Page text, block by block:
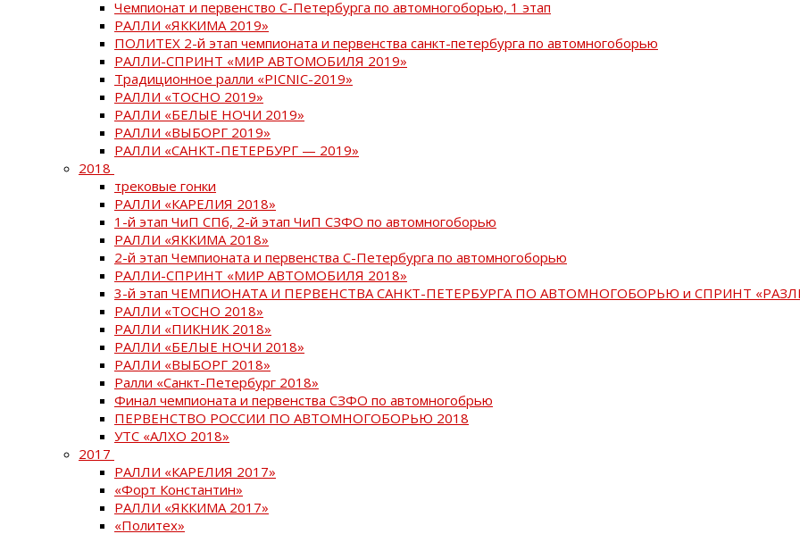
Чемпионат и первенство С-Петербурга по автомногоборью, 1 этап
РАЛЛИ «ЯККИМА 2019»
ПОЛИТЕХ 2-й этап чемпионата и первенства санкт-петербурга по автомногоборью
РАЛЛИ-СПРИНТ «МИР АВТОМОБИЛЯ 2019»
Традиционное ралли «PICNIC-2019»
РАЛЛИ «ТОСНО 2019»
РАЛЛИ «БЕЛЫЕ НОЧИ 2019»
РАЛЛИ «ВЫБОРГ 2019»
РАЛЛИ «САНКТ-ПЕТЕРБУРГ — 2019»
2018
трековые гонки
РАЛЛИ «КАРЕЛИЯ 2018»
1-й этап ЧиП СПб, 2-й этап ЧиП СЗФО по автомногоборью
РАЛЛИ «ЯККИМА 2018»
2-й этап Чемпионата и первенства С-Петербурга по автомногоборью
РАЛЛИ-СПРИНТ «МИР АВТОМОБИЛЯ 2018»
3-й этап ЧЕМПИОНАТА И ПЕРВЕНСТВА САНКТ-ПЕТЕРБУРГА ПО АВТОМНОГОБОРЬЮ и СПРИНТ
РАЛЛИ «ТОСНО 2018»
РАЛЛИ «ПИКНИК 2018»
РАЛЛИ «БЕЛЫЕ НОЧИ 2018»
РАЛЛИ «ВЫБОРГ 2018»
Ралли «Санкт-Петербург 2018»
Финал чемпионата и первенства СЗФО по автомногобрью
ПЕРВЕНСТВО РОССИИ ПО АВТОМНОГОБОРЬЮ 2018
УТС «АЛХО 2018»
2017
РАЛЛИ «КАРЕЛИЯ 2017»
«Форт Константин»
РАЛЛИ «ЯККИМА 2017»
«Политех»